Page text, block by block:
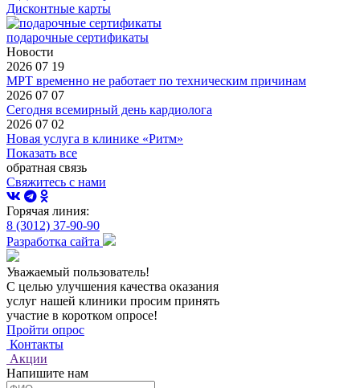
Дисконтные карты
подарочные сертификаты
Новости
2026 07 19
МРТ временно не работает по техническим причинам
2026 07 07
Сегодня всемирный день кардиолога
2026 07 02
Новая услуга в клинике «Ритм»
Показать все
обратная связь
Свяжитесь с нами
Горячая линия:
8 (3012) 37-90-90
Разработка сайта
Уважаемый пользователь!
С целью улучшения качества оказания
услуг нашей клиники просим принять
участие в коротком опросе!
Пройти опрос
Контакты
Акции
Напишите нам